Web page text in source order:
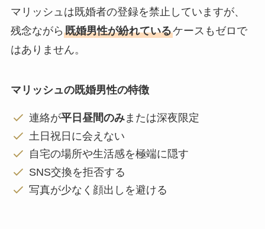
マリッシュは既婚者の登録を禁止していますが、
残念ながら 既婚男性が紛れているケースもゼロで
はありません。
マリッシュの既婚男性の特徴
連絡が平日昼間のみまたは深夜限定
土日祝日に会えない
自宅の場所や生活感を極端に隠す
SNS交換を拒否する
写真が少なく顔出しを避ける